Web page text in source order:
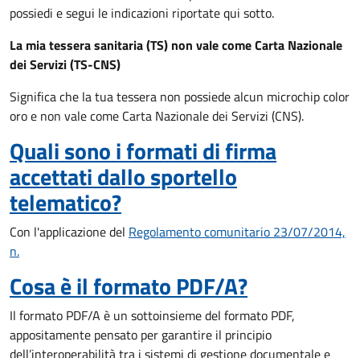
possiedi e segui le indicazioni riportate qui sotto.
La mia tessera sanitaria (TS) non vale come Carta Nazionale
dei Servizi (TS-CNS)
Significa che la tua tessera non possiede alcun microchip color
oro e non vale come Carta Nazionale dei Servizi (CNS).
Quali sono i formati di firma
accettati dallo sportello
telematico?
Con l'applicazione del Regolamento comunitario 23/07/2014,
n.
Cosa è il formato PDF/A?
Il formato PDF/A è un sottoinsieme del formato PDF,
appositamente pensato per garantire il principio
dell’interoperabilità tra i sistemi di gestione documentale e